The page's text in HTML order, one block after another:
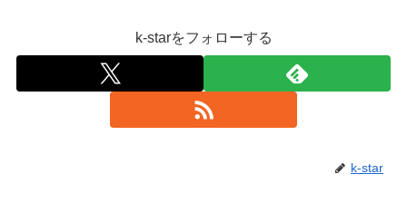
k-starをフォローする
k-star